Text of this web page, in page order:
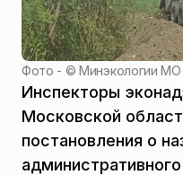
Фото - ©Минэкологии МО
Инспекторы
Московской
постановления о